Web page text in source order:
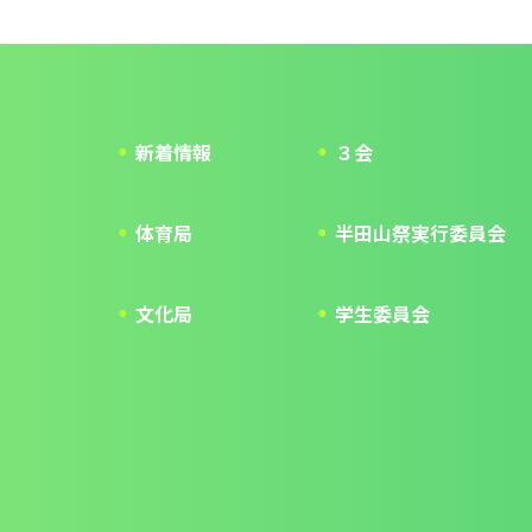
新着情報
体育局
文化局
３会
半田山祭実行委員会
学生委員会